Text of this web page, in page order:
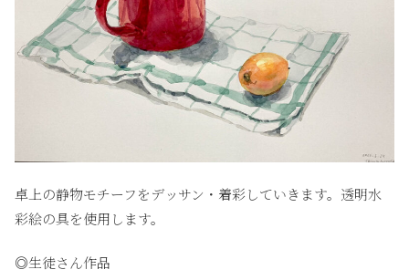
卓上の静物モチーフをデッサン・着彩していきます。透明水
彩絵の具を使用します。
◎生徒さん作品